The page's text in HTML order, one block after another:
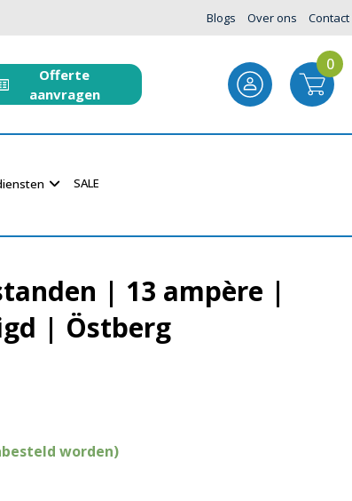
Blogs Over ons Contact
Offerte
aanvragen
0
SALE
| 13 ampère |
| Östberg
worden)